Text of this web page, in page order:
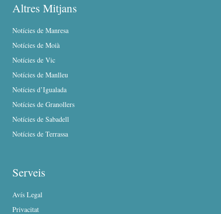
Altres Mitjans
Notícies de Manresa
Notícies de Moià
Notícies de Vic
Notícies de Manlleu
Notícies d’Igualada
Notícies de Granollers
Notícies de Sabadell
Notícies de Terrassa
Serveis
Avís Legal
Privacitat